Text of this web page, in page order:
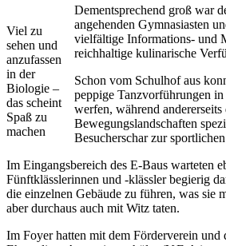
Viel zu
sehen und
anzufassen
in der
Biologie –
das scheint
Spaß zu
machen
Dementsprechend groß war
angehenden Gymnasiasten
vielfältige Informations- und
reichhaltige kulinarische
Schon vom Schulhof aus
peppige Tanzvorführungen
werfen, während
Bewegungslandschaften
Besucherschar zur
Im Eingangsbereich des E-Baus warteten
Fünftklässlerinnen und -klässler begierig
die einzelnen Gebäude zu führen, was sie
aber durchaus auch mit Witz taten.
Im Foyer hatten mit dem Förderverein und